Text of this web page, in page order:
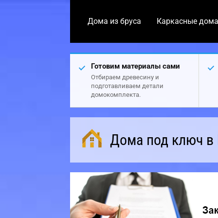
Дома из бруса Каркасные дома
Готовим материалы сами
Отбираем древесину и
подготавливаем детали
домокомплекта.
Дома под ключ в